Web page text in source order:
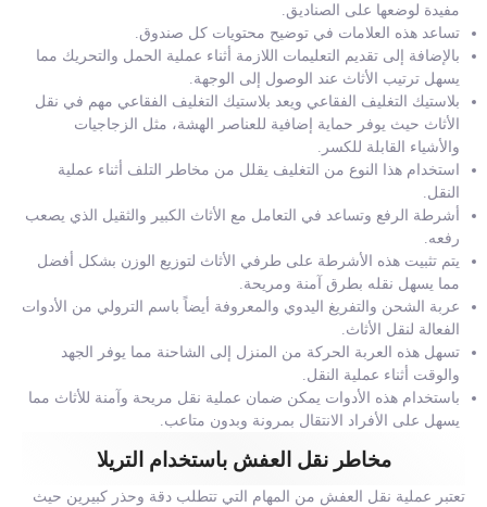
مفيدة لوضعها على الصناديق.
تساعد هذه العلامات في توضيح محتويات كل صندوق.
بالإضافة إلى تقديم التعليمات اللازمة أثناء عملية الحمل والتحريك مما
يسهل ترتيب الأثاث عند الوصول إلى الوجهة.
بلاستيك التغليف الفقاعي ويعد بلاستيك التغليف الفقاعي مهم في نقل
الأثاث حيث يوفر حماية إضافية للعناصر الهشة، مثل الزجاجيات
والأشياء القابلة للكسر.
استخدام هذا النوع من التغليف يقلل من مخاطر التلف أثناء عملية
النقل.
أشرطة الرفع وتساعد في التعامل مع الأثاث الكبير والثقيل الذي يصعب
رفعه.
يتم تثبيت هذه الأشرطة على طرفي الأثاث لتوزيع الوزن بشكل أفضل
مما يسهل نقله بطرق آمنة ومريحة.
عربة الشحن والتفريغ اليدوي والمعروفة أيضاً باسم الترولي من الأدوات
الفعالة لنقل الأثاث.
تسهل هذه العربة الحركة من المنزل إلى الشاحنة مما يوفر الجهد
والوقت أثناء عملية النقل.
باستخدام هذه الأدوات يمكن ضمان عملية نقل مريحة وآمنة للأثاث مما
يسهل على الأفراد الانتقال بمرونة وبدون متاعب.
مخاطر نقل العفش باستخدام التريلا
تعتبر عملية نقل العفش من المهام التي تتطلب دقة وحذر كبيرين حيث